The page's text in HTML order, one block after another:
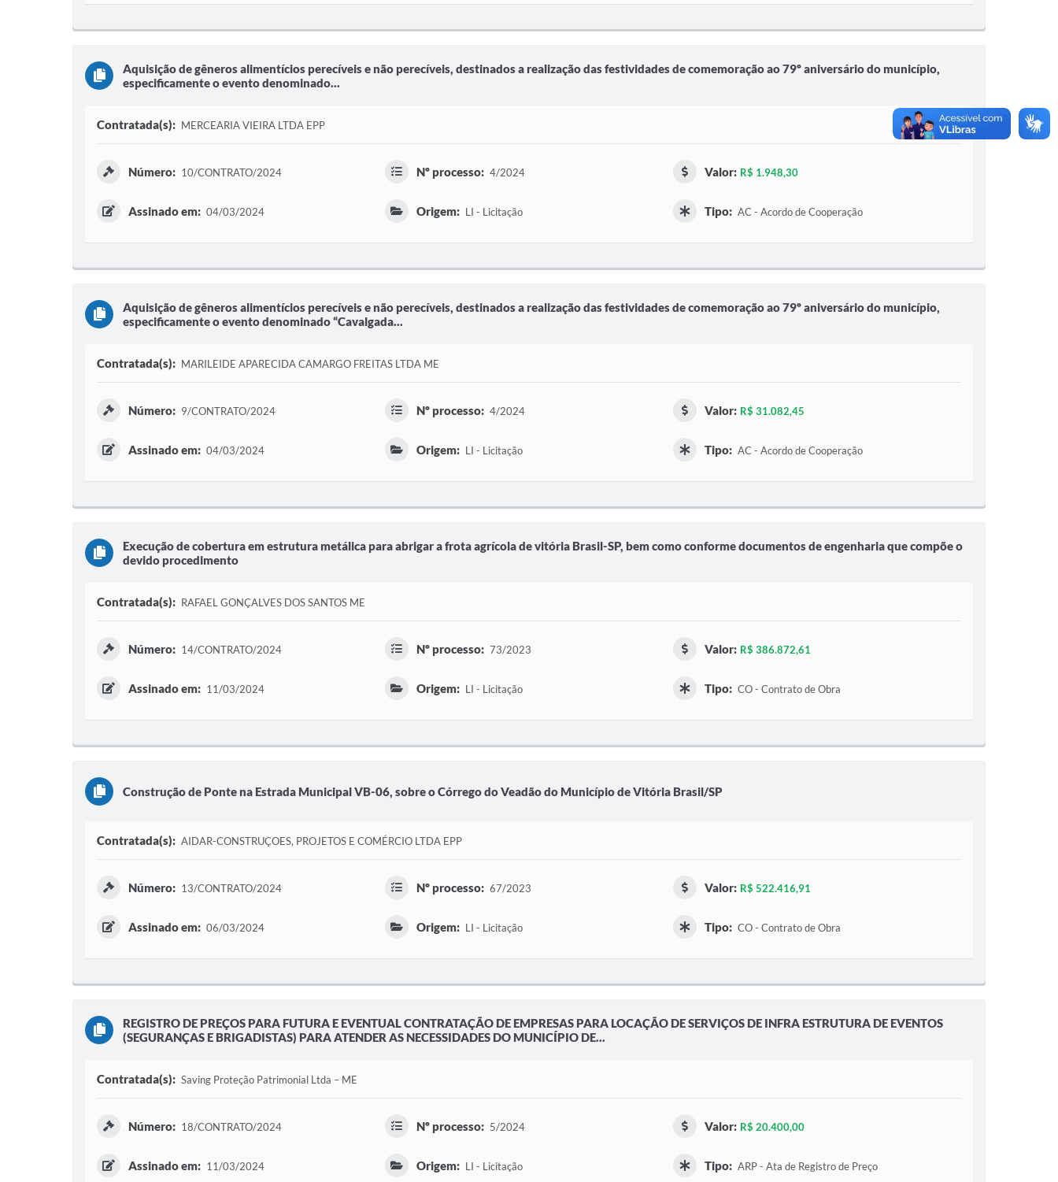
Aquisição de gêneros alimentícios perecíveis e não perecíveis, destinados a realização das festividades de comemoração ao 79º aniversário do município,
especificamente o evento denominado...
Contratada(s): MERCEARIA VIEIRA LTDA EPP
Número: 10/CONTRATO/2024 Nº processo: 4/2024 Valor: R$ 1.948,30
Assinado em: 04/03/2024 Origem: LI - Licitação Tipo: AC - Acordo de Cooperação
Aquisição de gêneros alimentícios perecíveis e não perecíveis, destinados a realização das festividades de comemoração ao 79º aniversário do município,
especificamente o evento denominado “Cavalgada...
Contratada(s): MARILEIDE APARECIDA CAMARGO FREITAS LTDA ME
Número: 9/CONTRATO/2024 Nº processo: 4/2024 Valor: R$ 31.082,45
Assinado em: 04/03/2024 Origem: LI - Licitação Tipo: AC - Acordo de Cooperação
Execução de cobertura em estrutura metálica para abrigar a frota agrícola de vitória Brasil-SP, bem como conforme documentos de engenharia que compõe o
devido procedimento
Contratada(s): RAFAEL GONÇALVES DOS SANTOS ME
Número: 14/CONTRATO/2024 Nº processo: 73/2023 Valor: R$ 386.872,61
Assinado em: 11/03/2024 Origem: LI - Licitação Tipo: CO - Contrato de Obra
Construção de Ponte na Estrada Municipal VB-06, sobre o Córrego do Veadão do Município de Vitória Brasil/SP
Contratada(s): AIDAR-CONSTRUÇOES, PROJETOS E COMÉRCIO LTDA EPP
Número: 13/CONTRATO/2024 Nº processo: 67/2023 Valor: R$ 522.416,91
Assinado em: 06/03/2024 Origem: LI - Licitação Tipo: CO - Contrato de Obra
REGISTRO DE PREÇOS PARA FUTURA E EVENTUAL CONTRATAÇÃO DE EMPRESAS PARA LOCAÇÃO DE SERVIÇOS DE INFRA ESTRUTURA DE EVENTOS
(SEGURANÇAS E BRIGADISTAS) PARA ATENDER AS NECESSIDADES DO MUNICÍPIO DE...
Contratada(s): Saving Proteção Patrimonial Ltda – ME
Número: 18/CONTRATO/2024 Nº processo: 5/2024 Valor: R$ 20.400,00
Assinado em: 11/03/2024 Origem: LI - Licitação Tipo: ARP - Ata de Registro de Preço